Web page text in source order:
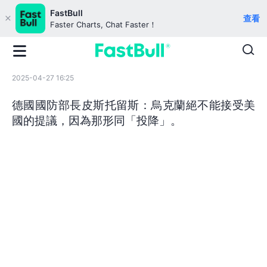
FastBull
Faster Charts, Chat Faster！
查看
2025-04-27 16:25
德國國防部長皮斯托留斯：烏克蘭絕不能接受美
國的提議，因為那形同「投降」。